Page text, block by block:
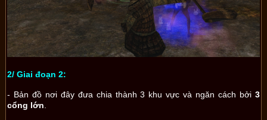
2/ Giai đoạn 2:
- Bản đồ nơi đây đưa chia thành 3 khu vực và ngăn cách bởi 3
cổng lớn.